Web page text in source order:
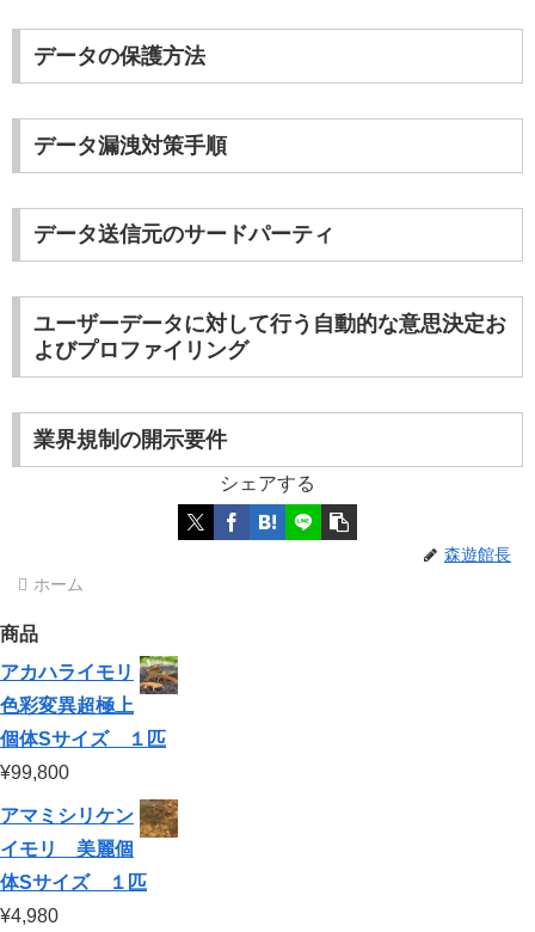
データの保護方法
データ漏洩対策手順
データ送信元のサードパーティ
ユーザーデータに対して行う自動的な意思決定お
よびプロファイリング
業界規制の開示要件
シェアする
森遊館長
ホーム
商品
アカハライモリ
色彩変異超極上
個体Sサイズ １匹
¥99,800
アマミシリケン
イモリ 美麗個
体Sサイズ １匹
¥4,980